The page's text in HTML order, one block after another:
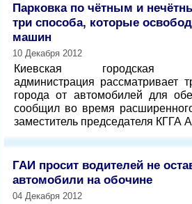
Парковка по чётным и
три способа, которые
машин
10 Декабря 2012
Киевская городская
администрация рассматривает
города от автомобилей для
сообщил во время
заместитель председателя КГГА
ГАИ просит водителей не
автомобили на обочине
04 Декабря 2012